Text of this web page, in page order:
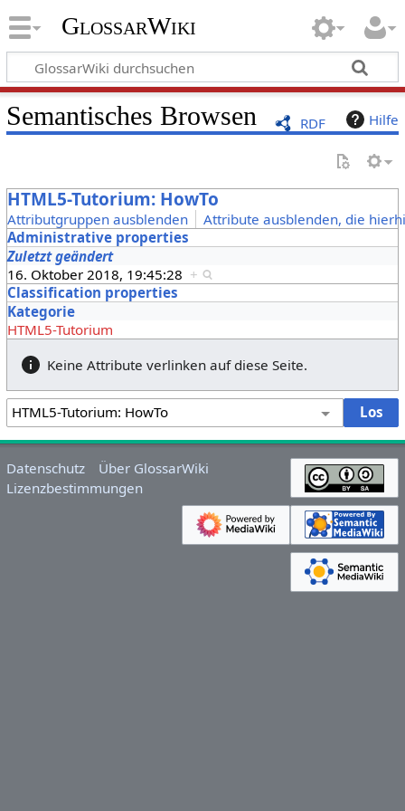
GlossarWiki
RDF Hilfe
Semantisches Browsen
HTML5-Tutorium: HowTo
Attributgruppen ausblenden
Attribute ausblenden, die
Administrative properties
Zuletzt geändert
16. Oktober 2018, 19:45:28 +
Classification properties
Kategorie
HTML5-Tutorium
Keine Attribute verlinken auf diese Seite.
Datenschutz
Über GlossarWiki
Lizenzbestimmungen